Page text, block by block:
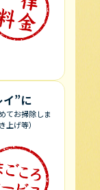
イ”に
てお掃除しま
上げ等）